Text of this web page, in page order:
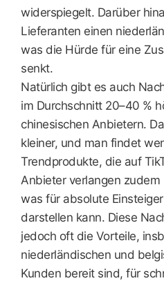
widerspiegelt. Darüber
Lieferanten einen
was die Hürde für eine
senkt.
Natürlich gibt es auch
im Durchschnitt 20–40 %
chinesischen Anbietern.
kleiner, und man findet
Trendprodukte, die auf
Anbieter verlangen
was für absolute
darstellen kann. Diese
jedoch oft die Vorteile,
niederländischen und
Kunden bereit sind, für